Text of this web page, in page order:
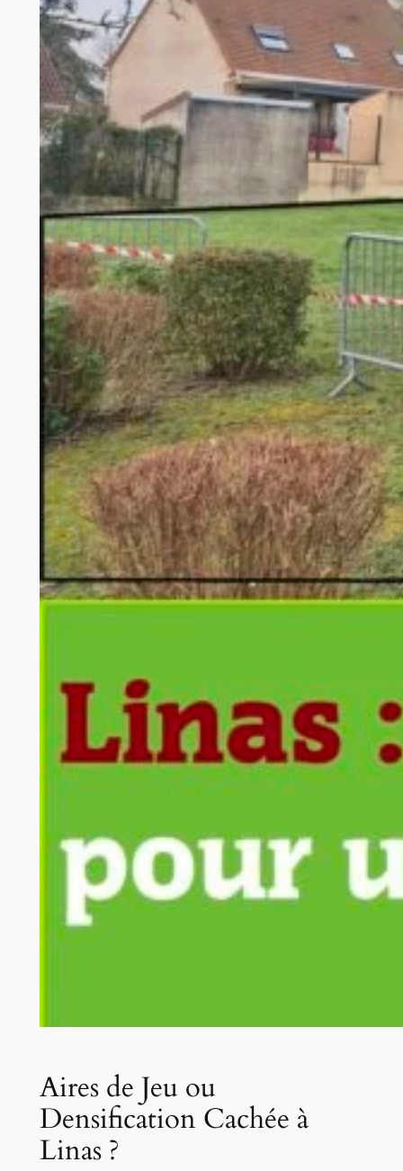
Aires de Jeu ou
Densification Cachée à
Linas ?